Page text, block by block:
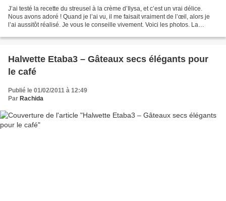
J’ai testé la recette du streusel à la crème d’Ilysa, et c’est un vrai délice.
Nous avons adoré ! Quand je l’ai vu, il me faisait vraiment de l’œil, alors je
l’ai aussitôt réalisé. Je vous le conseille vivement. Voici les photos. La
Halwette Etaba3 – Gâteaux secs élégants pour
le café
Publié le 01/02/2011 à 12:49
Par Rachida